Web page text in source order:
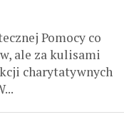
Pomocy co
ale za kulisami
charytatywnych